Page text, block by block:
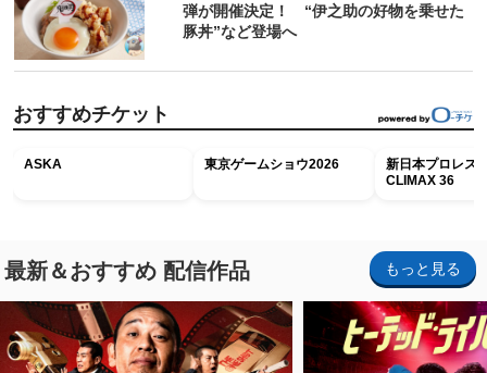
弾が開催決定！ “伊之助の好物を乗せた
豚丼”など登場へ
おすすめチケット
ASKA 東京ゲームショウ2026
新日本プロレス
CLIMAX 36
最新＆おすすめ 配信作品 もっと見る